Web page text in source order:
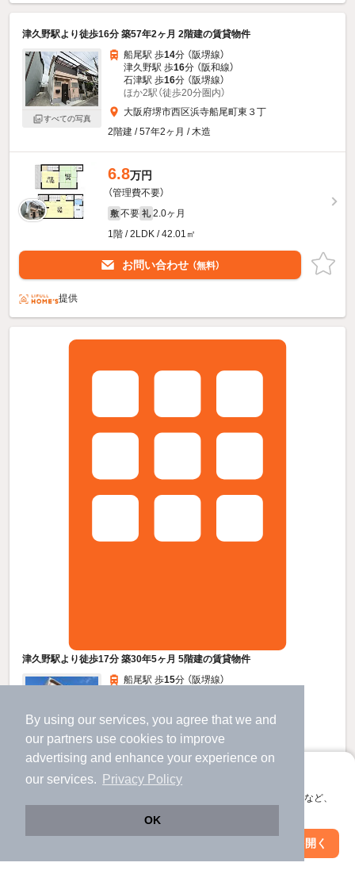
By using our services, you agree that we and
our partners use cookies to improve
advertising and enhance your experience on
our services.
Privacy Policy
OK
アプリに切り替えて、サクサクお部屋探し
会員登録なしですぐ使える。マップ検索やお気に入り保存など、
アプリを開く
津久野駅より徒歩16分 築57年2ヶ月 2階建の賃貸物件
すべての写真
船尾駅 歩14分 （阪堺線）
津久野駅 歩16分 （阪和線）
石津駅 歩16分 （阪堺線）
ほか2駅（徒歩20分圏内）
大阪府堺市西区浜寺船尾町東３丁
2階建 / 57年2ヶ月 / 木造
6.8万円
（管理費不要）
敷 不要 礼 2.0ヶ月
1階 / 2LDK / 42.01㎡
お問い合わせ （無料）
提供
津久野駅より徒歩17分 築30年5ヶ月 5階建の賃貸物件
すべての写真
船尾駅 歩15分 （阪堺線）
ほか1駅（徒歩20分圏内）
大阪府堺市西区浜寺船尾町東４
5階建 / 30年5ヶ月 / 鉄筋コン
駐車場あり
駐輪場あり
万円
敷 不要 礼 50,000円
絞り込み条件を変更